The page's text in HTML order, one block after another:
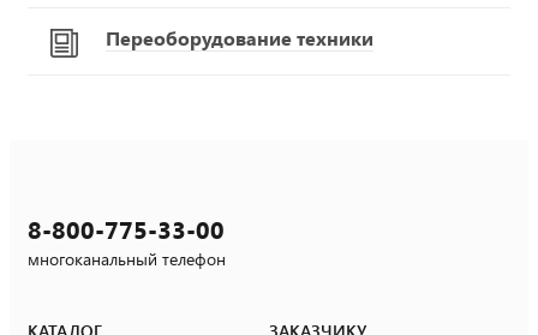
Переоборудование техники
8-800-775-33-00
многоканальный телефон